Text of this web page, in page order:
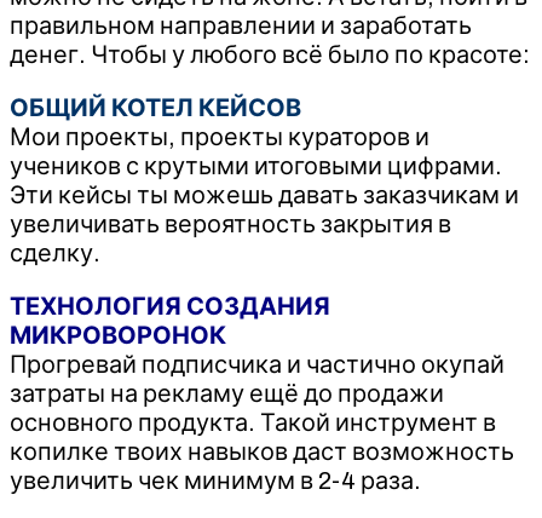
правильном направлении и заработать
денег. Чтобы у любого всё было по красоте:
ОБЩИЙ КОТЕЛ КЕЙСОВ
Мои проекты, проекты кураторов и
учеников с крутыми итоговыми цифрами.
Эти кейсы ты можешь давать заказчикам и
увеличивать вероятность закрытия в
сделку.​
ТЕХНОЛОГИЯ СОЗДАНИЯ
МИКРОВОРОНОК
Прогревай подписчика и частично окупай
затраты на рекламу ещё до продажи
основного продукта. Такой инструмент в
копилке твоих навыков даст возможность
увеличить чек минимум в 2-4 раза​.